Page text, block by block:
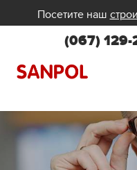
Посетите наш
(067) 129-